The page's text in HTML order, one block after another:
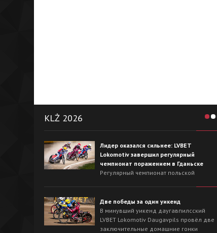
KLŻ 2026
Лидер оказался сильнее: LVBET
Lokomotiv завершил регулярный
чемпионат поражением в Гданьске
Регулярный чемпионат польской
против лидера сезона - Wybrzeże Gdańsk.
На треке в Гданьске хозяева с первых
заездов захватили инициативу и
одержали победу со счётом 54:36.
Две победы за один уикенд
В минувший уикенд даугавпилсский
LVBET Lokomotiv Daugavpils провёл две
заключительные домашние гонки